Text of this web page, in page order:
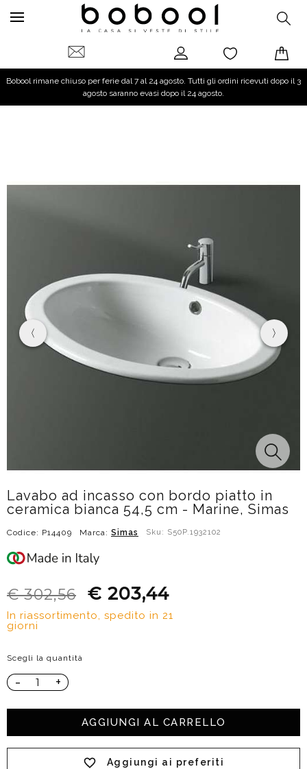
Bobool rimane chiuso per ferie dal 7 al 24 agosto. Tutti gli ordini ricevuti dopo il 3
agosto saranno evasi dopo il 24 agosto.
Lavabo ad incasso con bordo piatto in
ceramica bianca 54,5 cm - Marine, Simas
Codice: P14409 Marca: Simas Sku: S50P.1932102
€ 302,56 € 203,44
In riassortimento, spedito in 21
giorni
Scegli la quantità
- +
AGGIUNGI AL CARRELLO
Aggiungi ai preferiti